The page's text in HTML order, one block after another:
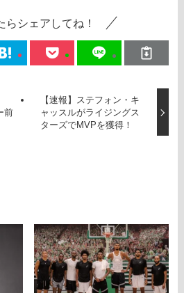
らシェアしてね！
前
【速報】ステフォン・キ
ャッスルがライジングス
ターズでMVPを獲得！